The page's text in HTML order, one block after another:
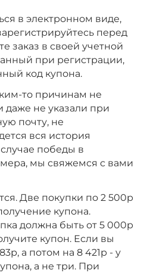
в электронном виде,
перед
заказ в своей учетной
при регистрации,
код купона.
то причинам не
даже не указали при
почту, не
вся история
победы в
мы свяжемся с вами
Две покупки по 2 500р
купона.
должна быть от 5 000р
купон. Если вы
а потом на 8 421р - у
а не три. При